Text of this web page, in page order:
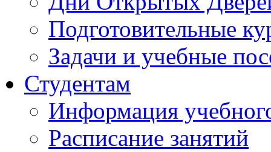
Подготовительные
Задачи и учебные
Студентам
Информация
Расписание занятий